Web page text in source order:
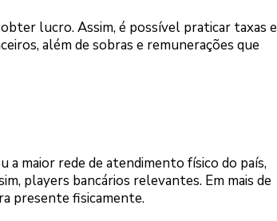
lucro. Assim, é possível praticar taxas e
além de sobras e remunerações que
maior rede de atendimento físico do país,
players bancários relevantes. Em mais de
presente fisicamente.